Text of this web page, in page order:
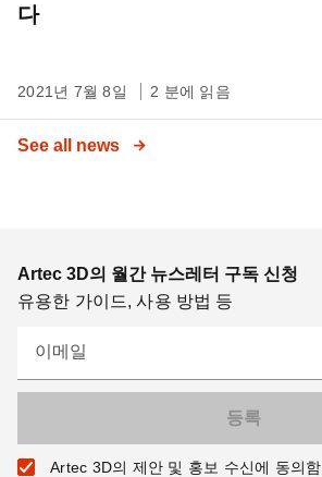
다
2021년 7월 8일 2 분에 읽음
See all news
Artec 3D의 월간 뉴스레터 구독 신청
유용한 가이드, 사용 방법 등
이메일
Artec 3D의 제안 및 홍보 수신에 동의함